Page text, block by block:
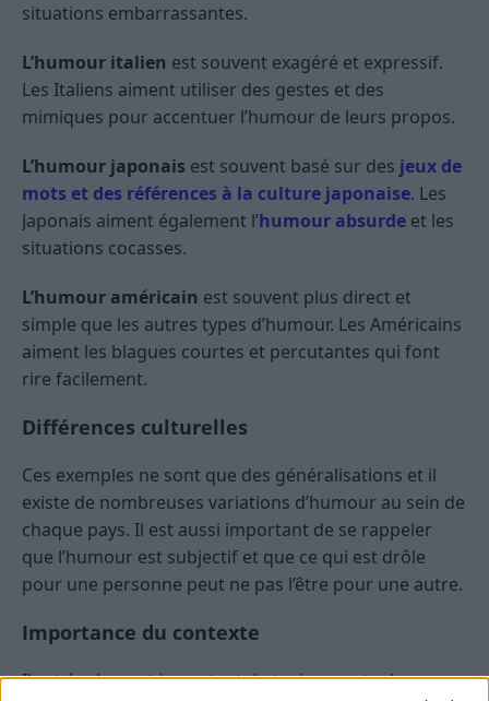
situations embarrassantes.
L’humour italien est souvent exagéré et expressif.
Les Italiens aiment utiliser des gestes et des
mimiques pour accentuer l’humour de leurs propos.
L’humour japonais est souvent basé sur des jeux de
mots et des références à la culture japonaise. Les
Japonais aiment également l’humour absurde et les
situations cocasses.
L’humour américain est souvent plus direct et
simple que les autres types d’humour. Les Américains
aiment les blagues courtes et percutantes qui font
rire facilement.
Différences culturelles
Ces exemples ne sont que des généralisations et il
existe de nombreuses variations d’humour au sein de
chaque pays. Il est aussi important de se rappeler
que l’humour est subjectif et que ce qui est drôle
pour une personne peut ne pas l’être pour une autre.
Importance du contexte
Il est également important de tenir compte du